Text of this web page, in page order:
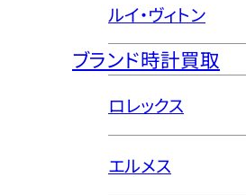
ルイ・ヴィトン
ブランド時計買取
ロレックス
エルメス